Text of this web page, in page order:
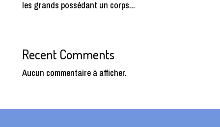
les grands possédant un corps...
Recent Comments
Aucun commentaire à afficher.